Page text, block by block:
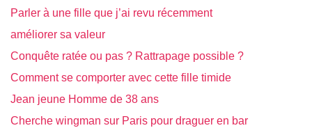
Parler à une fille que j’ai revu récemment
améliorer sa valeur
Conquête ratée ou pas ? Rattrapage possible ?
Comment se comporter avec cette fille timide
Jean jeune Homme de 38 ans
Cherche wingman sur Paris pour draguer en bar